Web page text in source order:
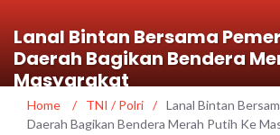
Lanal Bintan Bersama
Daerah Bagikan Bendera
Masyarakat
Home / TNI / Polri / Lanal Bintan
Daerah Bagikan Bendera Merah Putih Ke